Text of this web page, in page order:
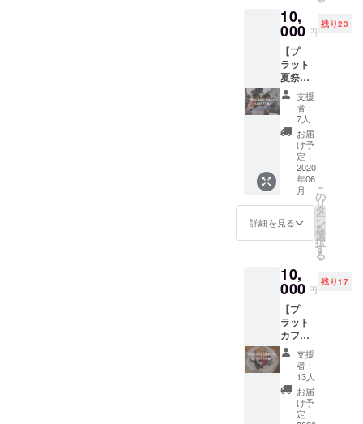
さい）
10,
000 円
残り23
【プ
ラット
夏祭り
へご招
待！】
■地域の
学び舎
「プ
ラッ
ト」で
毎年8月
に開催
される
イベン
ト、夏
祭りへ
コース
（食
事・飲
み物チ
ケット
つき）
時期：
2020年
8月初旬
の土曜
日を予
定 場
支援
者：
7人
お届
け予
定：
2020
年06
月
詳細を見る
こ
の
リ
タ
ー
ン
を
選
択
す
る
10,
000 円
残り17
【プ
ラット
カフェ
にご招
待！】
■「地域
の学び
舎
『プ
支援
者：
13人
お届
け予
定：